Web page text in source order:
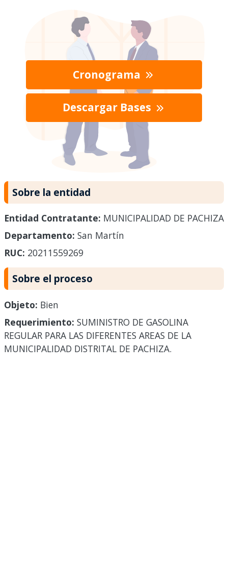
Cronograma
Descargar Bases
Sobre la entidad
Entidad Contratante: MUNICIPALIDAD DE PACHIZA
Departamento: San Martín
RUC: 20211559269
Sobre el proceso
Objeto: Bien
Requerimiento: SUMINISTRO DE GASOLINA
REGULAR PARA LAS DIFERENTES AREAS DE LA
MUNICIPALIDAD DISTRITAL DE PACHIZA.